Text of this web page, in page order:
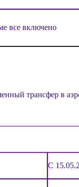
все включено
трансфер в
С 15.05.2